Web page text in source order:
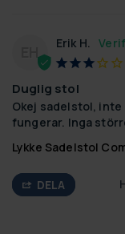
EH Erik H.
Duglig stol
Okej sadelstol, inte
fungerar. Inga
Lykke Sadelstol
DELA